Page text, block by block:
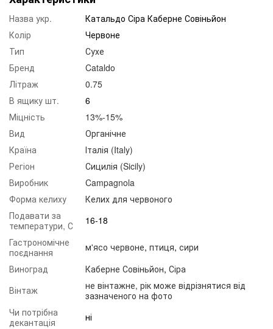
Назва укр.
Катальдо Сіра Каберне Совіньйон
Колір
Червоне
Тип
Сухе
Бренд
Cataldo
Літраж
0.75
В ящику шт.
6
Міцність
13%-15%
Вид
Органічне
Країна
Італія (Italy)
Регіон
Сицилія (Sicily)
Виробник
Campagnola
Форма келиху
Келих для червоного
Подавати за
температури, С
16-18
Гастрономічне
поєднання
м'ясо червоне, птиця, сири
Виноград
Каберне Совіньйон, Сіра
Вінтаж
не вінтажне, рік може відрізнятися від
зазначеного на фото
Чи потрібна
декантація
ні